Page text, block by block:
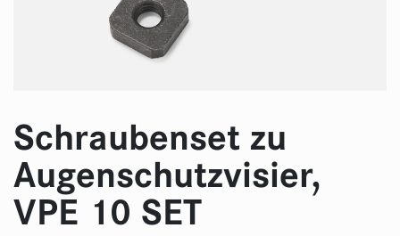
Schraubenset zu
Augenschutzvisier,
VPE 10 SET